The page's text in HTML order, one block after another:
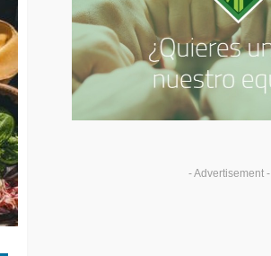
- Advertisement -